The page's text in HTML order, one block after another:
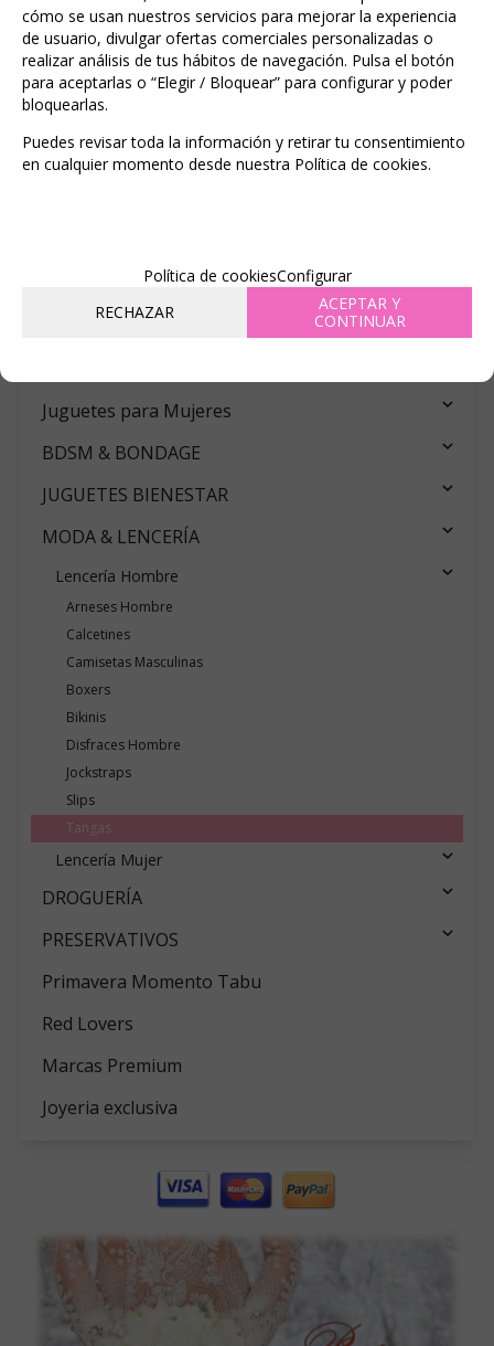
Miércoles, 24 Diciembre 2025
Recomendar Valorar Imprimir
Juguetes para Mujeres
BDSM & BONDAGE
JUGUETES BIENESTAR
MODA & LENCERÍA
Lencería Hombre
Arneses Hombre
Calcetines
Camisetas Masculinas
Boxers
Bikinis
Disfraces Hombre
Jockstraps
Slips
Tangas
Lencería Mujer
DROGUERÍA
PRESERVATIVOS
Primavera Momento Tabu
Red Lovers
Marcas Premium
Joyeria exclusiva
cómo se usan nuestros servicios para mejorar la experiencia
de usuario, divulgar ofertas comerciales personalizadas o
realizar análisis de tus hábitos de navegación. Pulsa el botón
para aceptarlas o “Elegir / Bloquear” para configurar y poder
bloquearlas.
Puedes revisar toda la información y retirar tu consentimiento
en cualquier momento desde nuestra Política de cookies.
Política de cookiesConfigurar
RECHAZAR
ACEPTAR Y
CONTINUAR